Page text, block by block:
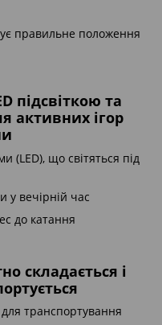
правильне положення
підсвіткою та
активних ігор
(LED), що світяться під
у вечірній час
до катання
складається і
транспортування